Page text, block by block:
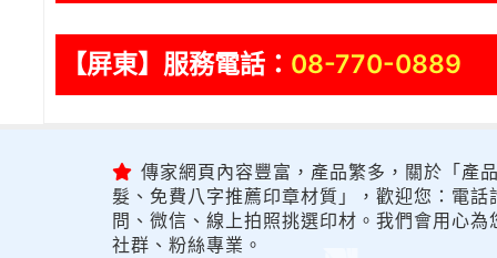
【屏東】服務電話： 08-770-0889
傳家網頁內容豐富，產品繁多，關於「產
髮、免費八字推薦印章材質」，歡迎您：電
問、微信、線上拍照挑選印材。我們會用心
社群、粉絲專業。